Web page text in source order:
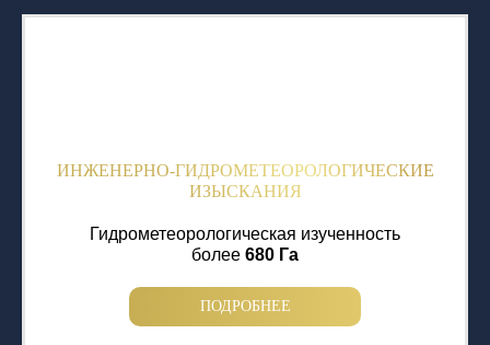
ИНЖЕНЕРНО-ГИДРОМЕТЕОРОЛОГИЧЕСКИЕ
ИЗЫСКАНИЯ
Гидрометеорологическая изученность
более 680 Га
ПОДРОБНЕЕ